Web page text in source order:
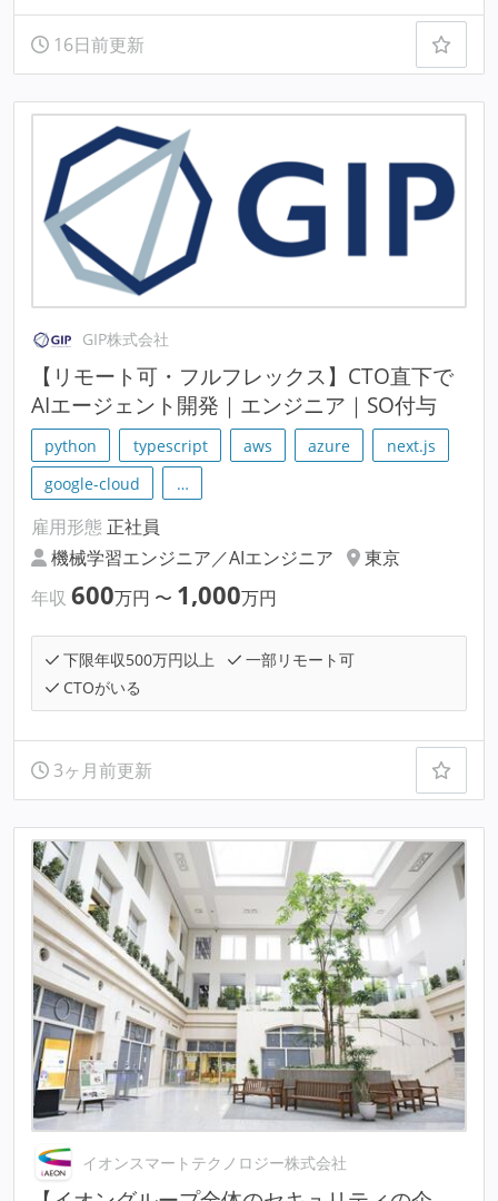
16日前更新
GIP株式会社
【リモート可・フルフレックス】CTO直下で
AIエージェント開発｜エンジニア｜SO付与
python typescript aws azure
next.js
google-cloud
…
雇用形態 正社員
機械学習エンジニア／AIエンジニア
東京
年収 600万円 〜 1,000万円
下限年収500万円以上
一部リモート可
CTOがいる
3ヶ月前更新
イオンスマートテクノロジー株式会社